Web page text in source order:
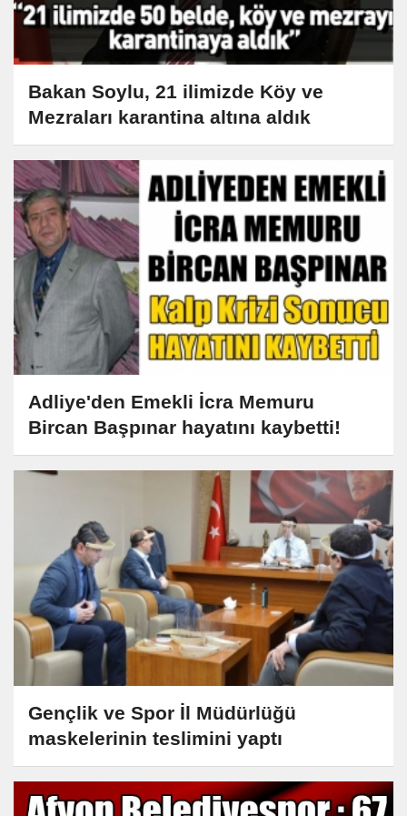
Bakan Soylu, 21 ilimizde Köy ve
Mezraları karantina altına aldık
Adliye'den Emekli İcra Memuru
Bircan Başpınar hayatını kaybetti!
Gençlik ve Spor İl Müdürlüğü
maskelerinin teslimini yaptı